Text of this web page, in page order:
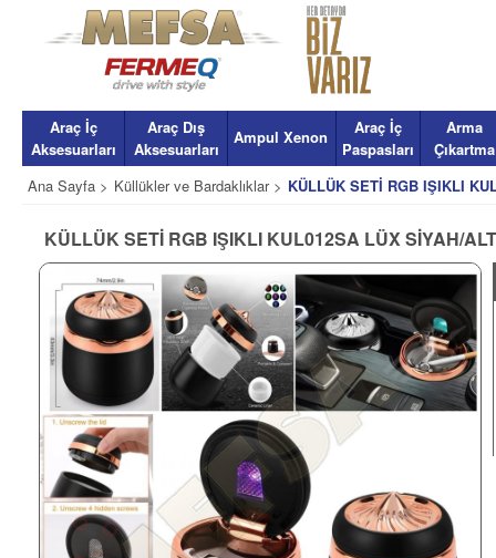
Araç İç
Aksesuarları
Araç Dış
Aksesuarları
Ampul Xenon
Araç İç
Paspasları
Arma
Çıkartma
Ana Sayfa > Küllükler ve Bardaklıklar > KÜLLÜK SETİ RGB IŞIKLI
KÜLLÜK SETİ RGB IŞIKLI KUL012SA LÜX SİYAH/